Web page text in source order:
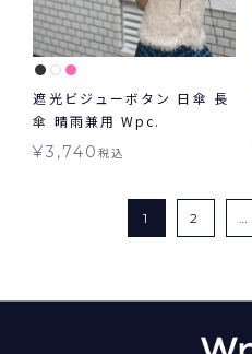
遮光ビジューボタン 日傘 長
傘 晴雨兼用 Wpc.
¥3,740税込
1 2